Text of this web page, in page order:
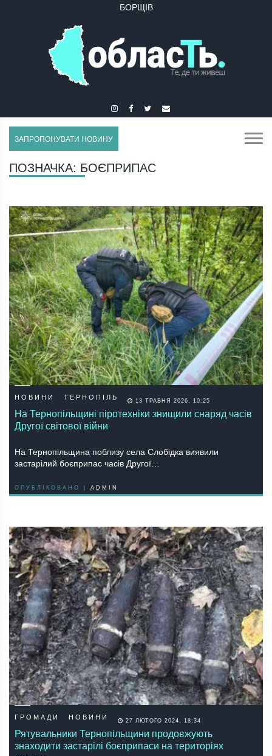
БОРЩІВ
ЗАПРОПОНУВАТИ НОВИНУ
ПОЗНАЧКА: БОЄПРИПАС
НОВИНИ ТЕРНОПІЛЬ 13 ТРАВНЯ 2026, 10:25
На Тернопільщині піротехніки знищили снаряд часів
Другої світової війни
На Тернопільщина поблизу села Слобідка виявили
застарілий боєприпас часів Другої…
ОПУБЛІКОВАНО | ADMIN
ГРОМАДИ НОВИНИ 27 ЛЮТОГО 2024, 18:34
Рятувальники Тернопільщини продовжують
знаходити застарілі боєприпаси на територіях